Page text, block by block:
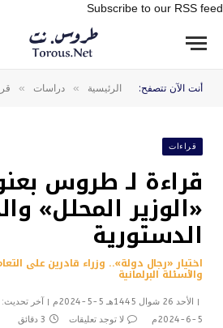
Subscribe to our RSS feed
أنت الآن تتصفح: الرئيسية » دراسات »
قراءات
قراءة لـ طروس
«الوزير المحلل»
الدستورية
اختيار «رجال دولة».. وزراء قادرين على
والأسئلة البرلمانية
الأحد 26 شوال 1445هـ 5-5-2024م آخر تحديث:
5-6-2024م
لا توجد تعليقات 3 دقائق